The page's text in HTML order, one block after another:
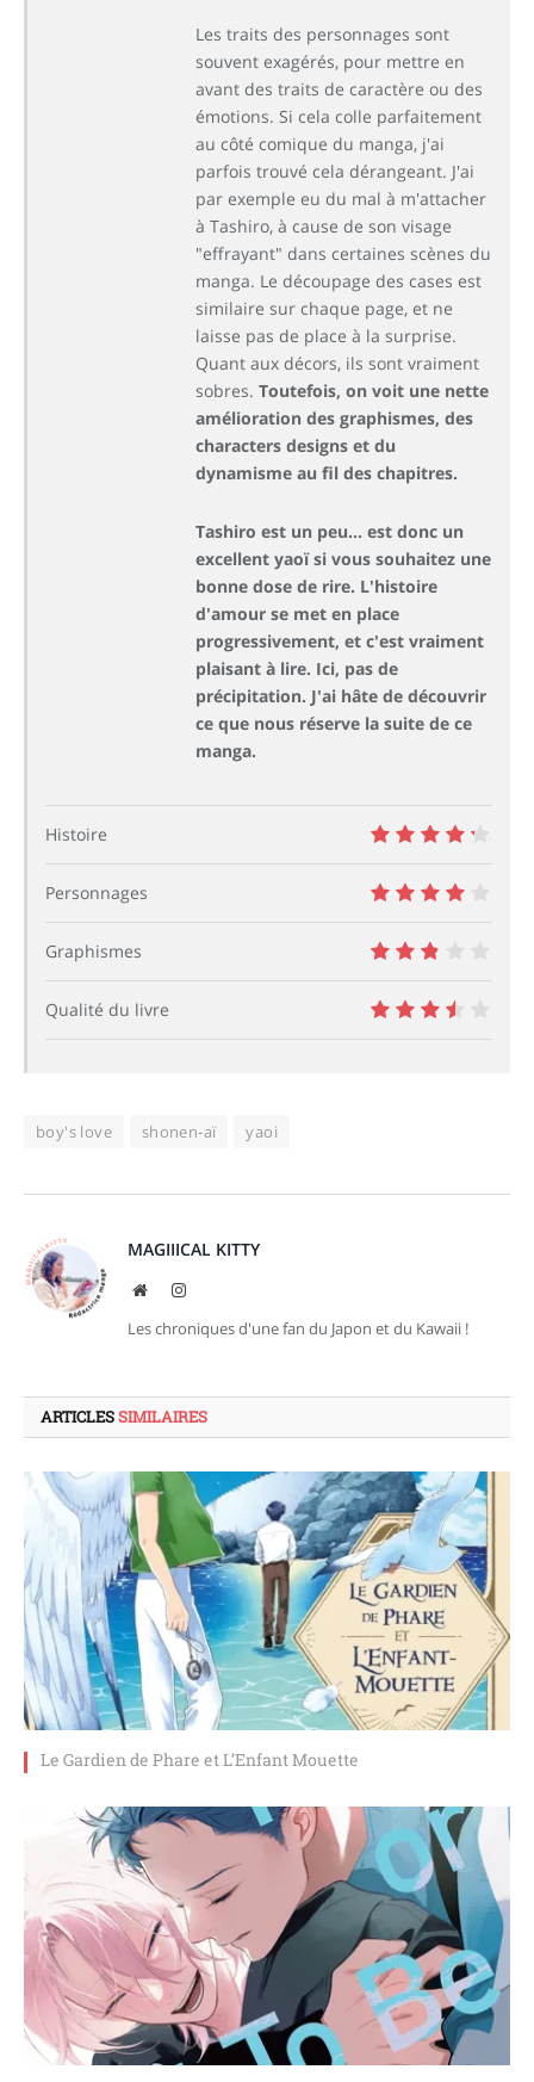
Les traits des personnages sont
souvent exagérés, pour mettre en
avant des traits de caractère ou des
émotions. Si cela colle parfaitement
au côté comique du manga, j'ai
parfois trouvé cela dérangeant. J'ai
par exemple eu du mal à m'attacher
à Tashiro, à cause de son visage
"effrayant" dans certaines scènes du
manga. Le découpage des cases est
similaire sur chaque page, et ne
laisse pas de place à la surprise.
Quant aux décors, ils sont vraiment
sobres. Toutefois, on voit une nette
amélioration des graphismes, des
characters designs et du
dynamisme au fil des chapitres.
Tashiro est un peu... est donc un
excellent yaoï si vous souhaitez une
bonne dose de rire. L'histoire
d'amour se met en place
progressivement, et c'est vraiment
plaisant à lire. Ici, pas de
précipitation. J'ai hâte de découvrir
ce que nous réserve la suite de ce
manga.
Histoire
Personnages
Graphismes
Qualité du livre
boy's love shonen-aï yaoi
MAGIIICAL KITTY
Site
Instagram
Les chroniques d'une fan du Japon et du Kawaii !
ARTICLESSIMILAIRES
Le Gardien de Phare et L’Enfant Mouette